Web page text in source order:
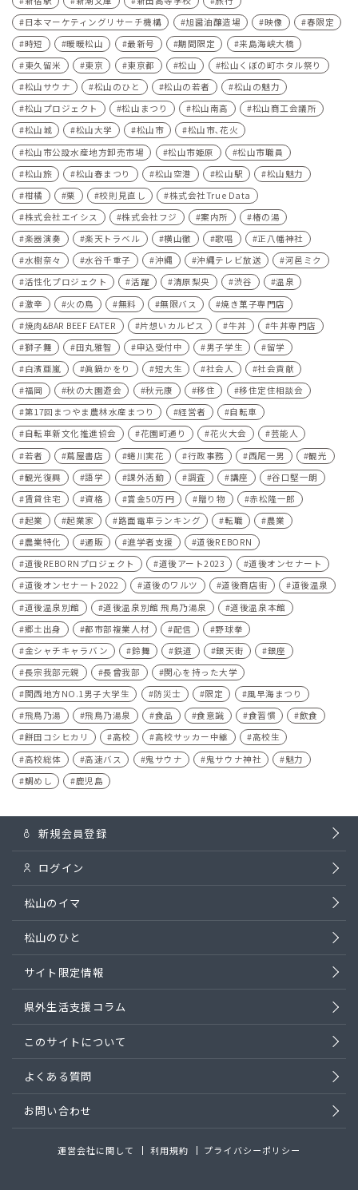
日本マーケティングリサーチ機構
旭醤油醸造場 映像
春限定
時短
暖暖松山 最新号 期間限定
来島海峡大橋
東久留米
東京 東京都 松山
松山くぼの町ホタル祭り
松山サウナ
松山のひと 松山の若者
松山の魅力
松山プロジェクト
松山まつり 松山南高
松山商工会議所
松山城
松山大学 松山市
松山市､花火
松山市公設水産地方卸売市場
松山市姫原
松山市職員
松山旅
松山春まつり 松山空港 松山駅
松山魅力
柑橘
栗 校則見直し
株式会社True Data
株式会社エイシス
株式会社フジ 案内所
椿の湯
楽器演奏
楽天トラベル 横山徹 歌唱
正八幡神社
水樹奈々
水谷千重子 沖縄 沖縄テレビ放送
河⾢ミク
活性化プロジェクト
活躍 清原梨央 渋谷
温泉
激辛
火の鳥 無料 無限バス
焼き菓子専門店
焼肉&BAR BEEF EATER
片想いカルピス 牛丼
牛丼専門店
獅子舞
田丸雅智 申込受付中 男子学生
留学
白濱亜嵐
眞鍋かをり 短大生 社会人
社会貢献
福岡
秋の大園遊会 秋元康 移住
移住定住相談会
第17回まつやま農林水産まつり
経営者
自転車
自転車新文化推進協会
花園町通り 花火大会
芸能人
若者
蔦屋書店 蜷川実花 行政事務 西尾一男
観光
観光復興
語学 課外活動 調査 講座
谷口堅一朗
賃貸住宅
資格 賞金50万円 贈り物
赤松隆一郎
起業
起業家 路面電車ランキング 転職
農業
農業特化
通販 進学者支援
道後REBORN
道後REBORNプロジェクト
道後アート2023
道後オンセナート
道後オンセナート2022
道後のワルツ 道後商店街
道後温泉
道後温泉別館
道後温泉別館 飛鳥乃湯泉
道後温泉本館
郷土出身
都市部複業人材 配信
野球拳
金シャチキャラバン
鈴舞 鉄道 銀天街
銀座
長宗我部元親
長曾我部
関心を持った大学
関西地方NO.1男子大学生
防災士 限定
風早海まつり
飛鳥乃湯
飛鳥乃湯泉 食品 食意識 食習慣
飲食
餅田コシヒカリ
高校 高校サッカー中継
高校生
高校総体
高速バス 鬼サウナ 鬼サウナ神社
魅力
鯛めし
鹿児島
新規会員登録
ログイン
松山のイマ
松山のひと
サイト限定情報
県外生活支援コラム
このサイトについて
よくある質問
お問い合わせ
運営会社に関して 利用規約 プライバシーポリシー